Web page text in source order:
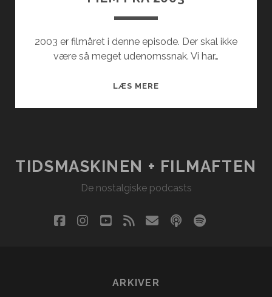
2003 er filmåret i denne episode. Der skal ikke
være så meget udenomssnak. Vi har…
LÆS MERE
TIDSMASKINEN + FILMAFTEN
De nostalgiske podcasts
facebookinstagram
youtube
rss emailpodcastspotify
ARKIVER